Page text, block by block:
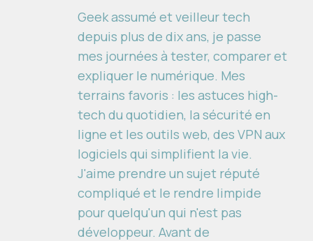
Geek assumé et veilleur tech
depuis plus de dix ans, je passe
mes journées à tester, comparer et
expliquer le numérique. Mes
terrains favoris : les astuces high-
tech du quotidien, la sécurité en
ligne et les outils web, des VPN aux
logiciels qui simplifient la vie.
J'aime prendre un sujet réputé
compliqué et le rendre limpide
pour quelqu'un qui n'est pas
développeur. Avant de